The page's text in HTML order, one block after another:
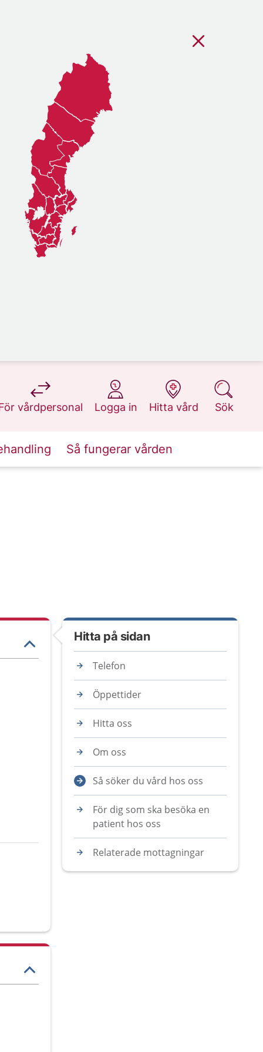
vårdpersonal
på 1177.se
Logga in
på 1177.se
Hitta vård
på 1177.se
Sök
på 1177.se
Så fungerar vården
Hitta på sidan
Telefon
Öppettider
Hitta oss
Om oss
Så söker du vård hos oss
För dig som ska besöka en
patient hos oss
Relaterade mottagningar